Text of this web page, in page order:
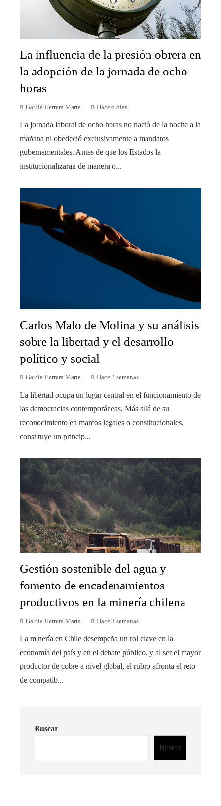
La influencia de la presión obrera en
la adopción de la jornada de ocho
horas
García Herrera Marta Hace 6 días
La jornada laboral de ocho horas no nació de la noche a la
mañana ni obedeció exclusivamente a mandatos
gubernamentales. Antes de que los Estados la
institucionalizaran de manera o...
Carlos Malo de Molina y su análisis
sobre la libertad y el desarrollo
político y social
García Herrera Marta Hace 2 semanas
La libertad ocupa un lugar central en el funcionamiento de
las democracias contemporáneas. Más allá de su
reconocimiento en marcos legales o constitucionales,
constituye un princip...
Gestión sostenible del agua y
fomento de encadenamientos
productivos en la minería chilena
García Herrera Marta Hace 3 semanas
La minería en Chile desempeña un rol clave en la
economía del país y en el debate público, y al ser el mayor
productor de cobre a nivel global, el rubro afronta el reto
de compatib...
Buscar
Buscar